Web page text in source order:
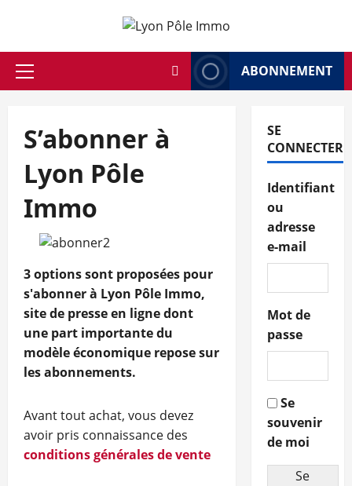
contenu
Menu
ABONNEMENT
S’abonner à
Lyon Pôle
Immo
3 options sont proposées pour
s'abonner à Lyon Pôle Immo,
site de presse en ligne dont
une part importante du
modèle économique repose sur
les abonnements.
Avant tout achat, vous devez
avoir pris connaissance des
conditions générales de vente
SE
CONNECTER
Identifiant
ou
adresse
e-mail
Mot de
passe
Se
souvenir
de moi
Se